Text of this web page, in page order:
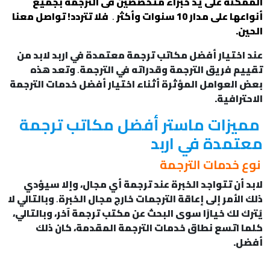
أنواعها على مدار 10 سنوات وأكثر
. فلا تتردد! تواصل معنا
الحين.
عند اختيار أفضل مكاتب ترجمة معتمدة في اربد لابد من
تقييم فريق الترجمة وقدراته في الترجمة.وتعد هذه
بعض العوامل المؤثرة أثناء اختيار أفضل خدمات الترجمة
الاحترافية.
مميزات ماستر أفضل مكاتب ترجمة
معتمدة في اربد
نوع خدمات الترجمة
لابد أن تتواجد الخبرة عند ترجمة أي مجال، وإلا سيؤدي
ذلك الأمر إلى إعاقة الترجمات خارج مجال الخبرة.وبالتالي لا
يُترك لك خيارًا سوى البحث عن مكتب ترجمة آخر، وبالتالي،
كلما اتسع نطاق خدمات الترجمة المقدمة، كان ذلك
أفضل.